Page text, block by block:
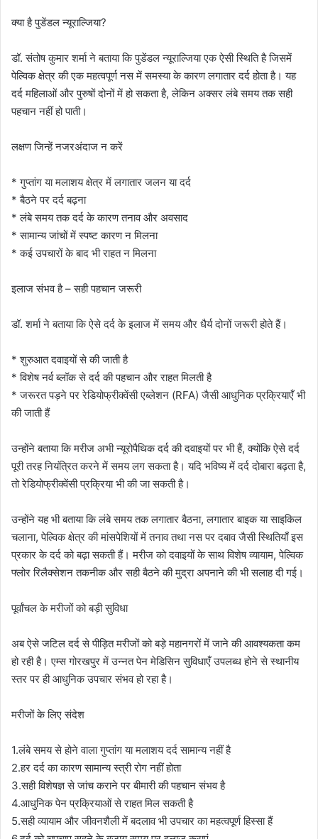
क्या है पुडेंडल न्यूराल्जिया?
डॉ. संतोष कुमार शर्मा ने बताया कि पुडेंडल न्यूराल्जिया एक ऐसी स्थिति है जिसमें
पेल्विक क्षेत्र की एक महत्वपूर्ण नस में समस्या के कारण लगातार दर्द होता है। यह
दर्द महिलाओं और पुरुषों दोनों में हो सकता है, लेकिन अक्सर लंबे समय तक सही
पहचान नहीं हो पाती।
लक्षण जिन्हें नजरअंदाज न करें
* गुप्तांग या मलाशय क्षेत्र में लगातार जलन या दर्द
* बैठने पर दर्द बढ़ना
* लंबे समय तक दर्द के कारण तनाव और अवसाद
* सामान्य जांचों में स्पष्ट कारण न मिलना
* कई उपचारों के बाद भी राहत न मिलना
इलाज संभव है – सही पहचान जरूरी
डॉ. शर्मा ने बताया कि ऐसे दर्द के इलाज में समय और धैर्य दोनों जरूरी होते हैं।
* शुरुआत दवाइयों से की जाती है
* विशेष नर्व ब्लॉक से दर्द की पहचान और राहत मिलती है
* जरूरत पड़ने पर रेडियोफ्रीक्वेंसी एब्लेशन (RFA) जैसी आधुनिक प्रक्रियाएँ भी
की जाती हैं
उन्होंने बताया कि मरीज अभी न्यूरोपैथिक दर्द की दवाइयों पर भी हैं, क्योंकि ऐसे दर्द
पूरी तरह नियंत्रित करने में समय लग सकता है। यदि भविष्य में दर्द दोबारा बढ़ता है,
तो रेडियोफ्रीक्वेंसी प्रक्रिया भी की जा सकती है।
उन्होंने यह भी बताया कि लंबे समय तक लगातार बैठना, लगातार बाइक या साइकिल
चलाना, पेल्विक क्षेत्र की मांसपेशियों में तनाव तथा नस पर दबाव जैसी स्थितियाँ इस
प्रकार के दर्द को बढ़ा सकती हैं। मरीज को दवाइयों के साथ विशेष व्यायाम, पेल्विक
फ्लोर रिलैक्सेशन तकनीक और सही बैठने की मुद्रा अपनाने की भी सलाह दी गई।
पूर्वांचल के मरीजों को बड़ी सुविधा
अब ऐसे जटिल दर्द से पीड़ित मरीजों को बड़े महानगरों में जाने की आवश्यकता कम
हो रही है। एम्स गोरखपुर में उन्नत पेन मेडिसिन सुविधाएँ उपलब्ध होने से स्थानीय
स्तर पर ही आधुनिक उपचार संभव हो रहा है।
मरीजों के लिए संदेश
1.लंबे समय से होने वाला गुप्तांग या मलाशय दर्द सामान्य नहीं है
2.हर दर्द का कारण सामान्य स्त्री रोग नहीं होता
3.सही विशेषज्ञ से जांच कराने पर बीमारी की पहचान संभव है
4.आधुनिक पेन प्रक्रियाओं से राहत मिल सकती है
5.सही व्यायाम और जीवनशैली में बदलाव भी उपचार का महत्वपूर्ण हिस्सा हैं